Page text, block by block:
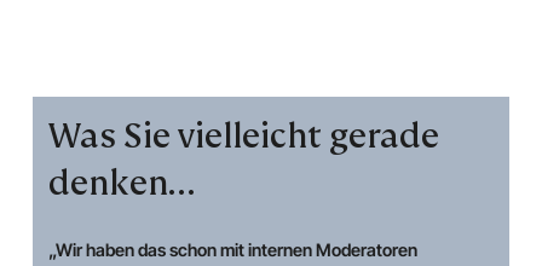
Was Sie vielleicht gerade
denken…
„Wir haben das schon mit internen Moderatoren